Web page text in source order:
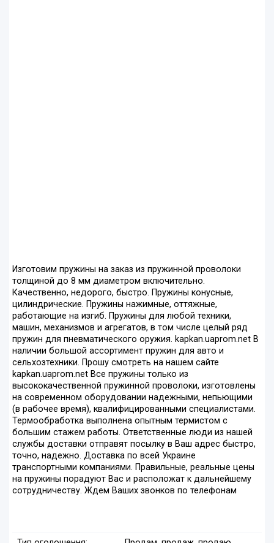
Изготовим пружины на заказ из пружинной проволоки
толщиной до 8 мм диаметром включительно.
Качественно, недорого, быстро. Пружины конусные,
цилиндрические. Пружины нажимные, оттяжные,
работающие на изгиб. Пружины для любой техники,
машин, механизмов и агрегатов, в том числе целый ряд
пружин для пневматического оружия. kapkan.uaprom.net В
наличии большой ассортимент пружин для авто и
сельхозтехники. Прошу смотреть на нашем сайте
kapkan.uaprom.net Все пружины только из
высококачественной пружинной проволоки, изготовлены
на современном оборудовании надежными, непьющими
(в рабочее время), квалифицированными специалистами.
Термообработка выполнена опытным термистом с
большим стажем работы. Ответственные люди из нашей
службы доставки отправят посылку в Ваш адрес быстро,
точно, надежно. Доставка по всей Украине
транспортными компаниями. Правильные, реальные цены
на пружины порадуют Вас и расположат к дальнейшему
сотрудничеству. Ждем Ваших звонков по телефонам